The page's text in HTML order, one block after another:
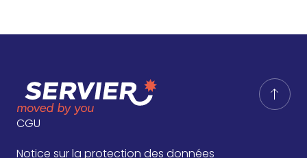
CGU
Notice sur la protection des données